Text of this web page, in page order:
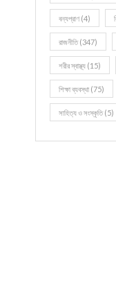
বন্যপ্রাণ (4)
রাজনীতি(347)
শরীর স্বাস্থ্য (15)
শিক্ষা ব্যবস্থা (75)
সাহিত্য ও সংস্কৃতি(5)